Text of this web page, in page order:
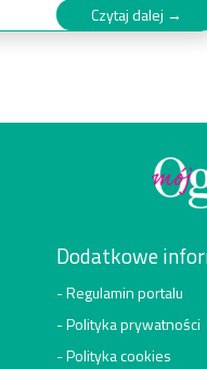
Czytaj dalej →
Dodatkowe
Regulamin portalu
Polityka prywatności
Polityka cookies